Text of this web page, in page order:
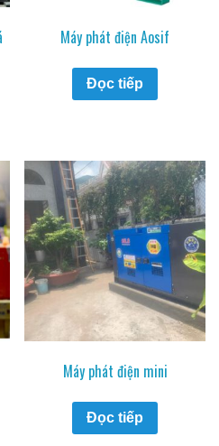
Máy phát điện Aosif
Đọc tiếp
Máy phát điện mini
Đọc tiếp